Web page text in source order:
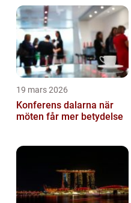
sätt att träffa potenti...
19 mars 2026
Konferens dalarna när
möten får mer betydelse